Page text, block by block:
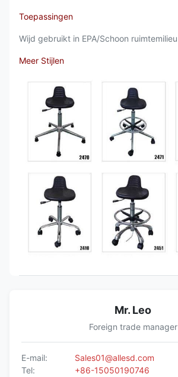
Toepassingen
Wijd gebruikt in EPA/Schoon ruimtemilieu
Meer Stijlen
Mr. Leo
Foreign trade manager
E-mail:
Sales01@allesd.com
Tel:
+86-15050190746